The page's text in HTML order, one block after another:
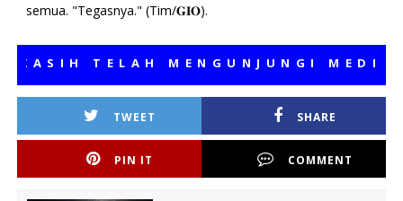
semua. "Tegasnya." (Tim/𝐆𝐈𝐎).
TELAH MENGUNJUNGI MEDIA
TWEET SHARE
PIN IT COMMENT